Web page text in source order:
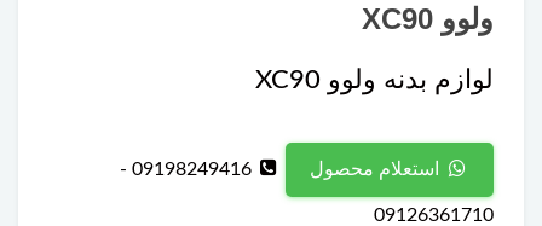
ولوو XC90
لوازم بدنه ولوو XC90
استعلام محصول 09198249416 -
09126361710